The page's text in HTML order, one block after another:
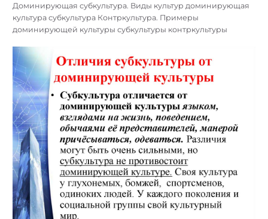
Доминирующая субкультура. Виды культур доминирующая
культура субкультура Контркультура. Примеры
доминирующей культуры субкультуры контркультуры